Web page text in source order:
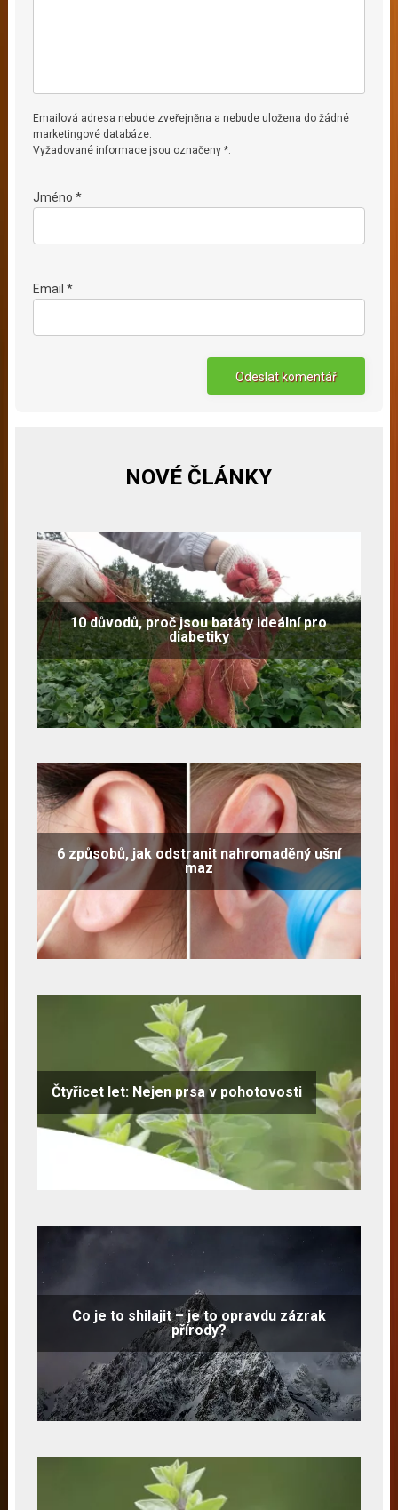
Emailová adresa nebude zveřejněna a nebude uložena do žádné
marketingové databáze.
Vyžadované informace jsou označeny *.
Jméno *
Email *
NOVÉ ČLÁNKY
10 důvodů, proč jsou batáty ideální pro
diabetiky
6 způsobů, jak odstranit nahromaděný ušní
maz
Čtyřicet let: Nejen prsa v pohotovosti
Co je to shilajit – je to opravdu zázrak
přírody?